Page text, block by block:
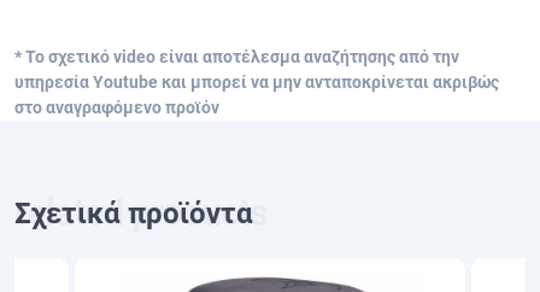
* Το σχετικό video είναι αποτέλεσμα αναζήτησης από την
υπηρεσία Youtube και μπορεί να μην ανταποκρίνεται ακριβώς
στο αναγραφόμενο προϊόν
Σχετικά προϊόντα